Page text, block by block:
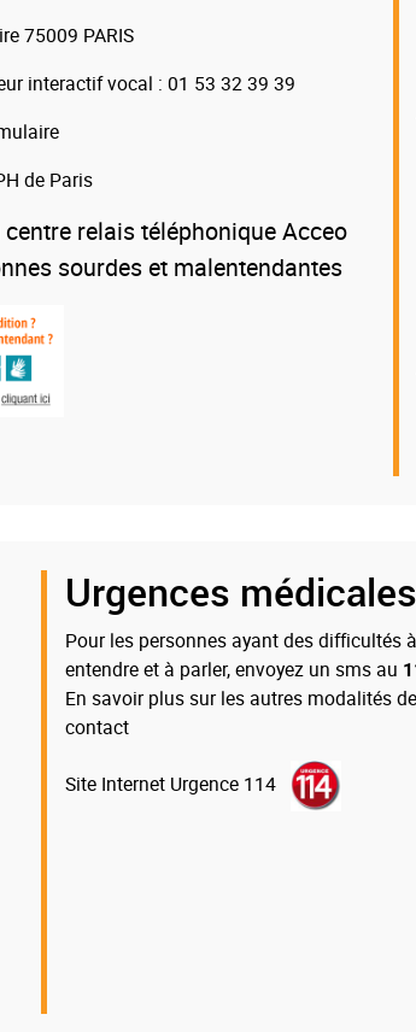
75009 PARIS
interactif vocal : 01 53 32 39 39
de Paris
relais téléphonique Acceo
sourdes et malentendantes
Urgences médicales
Pour les personnes ayant des difficultés à
entendre et à parler, envoyez un sms au
En savoir plus sur les autres modalités de
contact
Site Internet Urgence 114